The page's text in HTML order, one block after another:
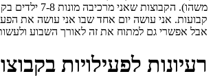
רעיונות לפעילויות